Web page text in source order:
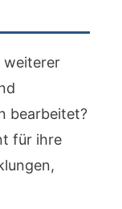
weiterer
bearbeitet?
für ihre